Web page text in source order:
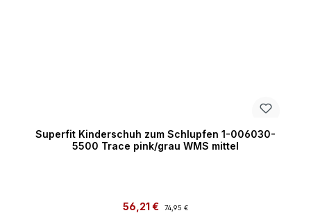
Superfit Kinderschuh zum Schlupfen 1-006030-
5500 Trace pink/grau WMS mittel
Verkaufspreis:
56,21 €
74,95 €